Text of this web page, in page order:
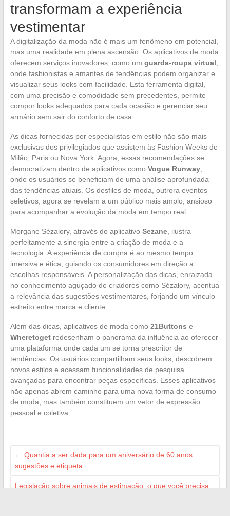
transformam a experiência
vestimentar
A digitalização da moda não é mais um fenômeno em potencial,
mas uma realidade em plena ascensão. Os aplicativos de moda
oferecem serviços inovadores, como um guarda-roupa virtual,
onde fashionistas e amantes de tendências podem organizar e
visualizar seus looks com facilidade. Esta ferramenta digital,
com uma precisão e comodidade sem precedentes, permite
compor looks adequados para cada ocasião e gerenciar seu
armário sem sair do conforto de casa.
As dicas fornecidas por especialistas em estilo não são mais
exclusivas dos privilegiados que assistem às Fashion Weeks de
Milão, Paris ou Nova York. Agora, essas recomendações se
democratizam dentro de aplicativos como Vogue Runway,
onde os usuários se beneficiam de uma análise aprofundada
das tendências atuais. Os desfiles de moda, outrora eventos
seletivos, agora se revelam a um público mais amplo, ansioso
para acompanhar a evolução da moda em tempo real.
Morgane Sézalory, através do aplicativo Sezane, ilustra
perfeitamente a sinergia entre a criação de moda e a
tecnologia. A experiência de compra é ao mesmo tempo
imersiva e ética, guiando os consumidores em direção a
escolhas responsáveis. A personalização das dicas, enraizada
no conhecimento aguçado de criadores como Sézalory, acentua
a relevância das sugestões vestimentares, forjando um vínculo
estreito entre marca e cliente.
Além das dicas, aplicativos de moda como 21Buttons e
Wheretogetredesenham o panorama da influência ao oferecer
uma plataforma onde cada um se torna prescritor de
tendências. Os usuários compartilham seus looks, descobrem
novos estilos e acessam funcionalidades de pesquisa
avançadas para encontrar peças específicas. Esses aplicativos
não apenas abrem caminho para uma nova forma de consumo
de moda, mas também constituem um vetor de expressão
pessoal e coletiva.
← Quantia a ser dada para um aniversário de 60 anos:
sugestões e etiqueta
Legislação sobre animais de estimação: o que você precisa